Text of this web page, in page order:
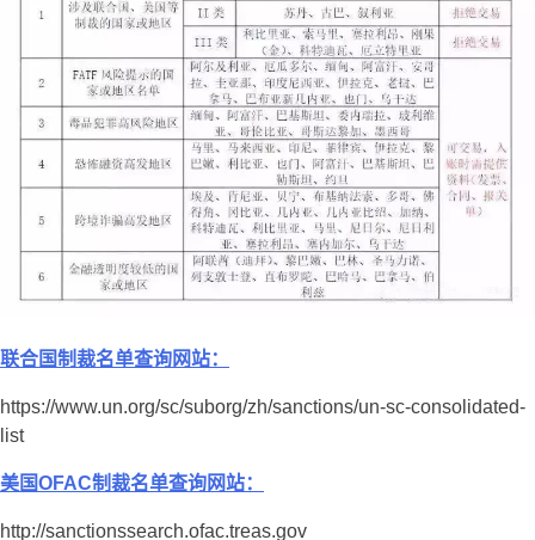
联合国制裁名单查询网站：
https://www.un.org/sc/suborg/zh/sanctions/un-sc-consolidated-
list
美国OFAC制裁名单查询网站：
http://sanctionssearch.ofac.treas.gov